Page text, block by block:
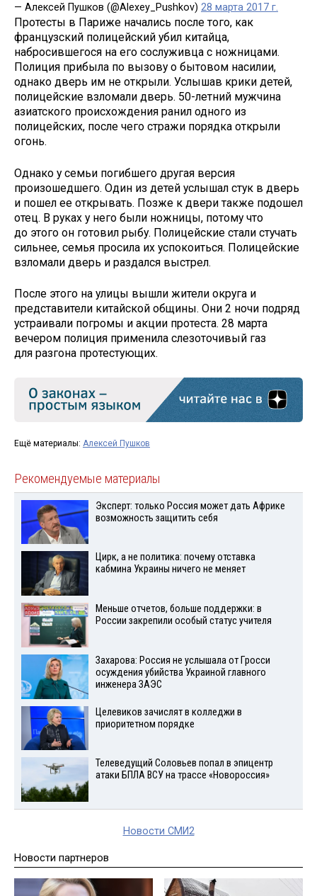
— Алексей Пушков (@Alexey_Pushkov) 28 марта 2017 г.
Протесты в Париже начались после того, как
французский полицейский убил китайца,
набросившегося на его сослуживца с ножницами.
Полиция прибыла по вызову о бытовом насилии,
однако дверь им не открыли. Услышав крики детей,
полицейские взломали дверь. 50-летний мужчина
азиатского происхождения ранил одного из
полицейских, после чего стражи порядка открыли
огонь.
Однако у семьи погибшего другая версия
произошедшего. Один из детей услышал стук в дверь
и пошел ее открывать. Позже к двери также подошел
отец. В руках у него были ножницы, потому что
до этого он готовил рыбу. Полицейские стали стучать
сильнее, семья просила их успокоиться. Полицейские
взломали дверь и раздался выстрел.
После этого на улицы вышли жители округа и
представители китайской общины. Они 2 ночи подряд
устраивали погромы и акции протеста. 28 марта
вечером полиция применила слезоточивый газ
для разгона протестующих.
Ещё материалы: Алексей Пушков
Рекомендуемые материалы
Эксперт: только Россия может дать Африке
возможность защитить себя
Цирк, а не политика: почему отставка
кабмина Украины ничего не меняет
Меньше отчетов, больше поддержки: в
России закрепили особый статус учителя
Захарова: Россия не услышала от Гросси
осуждения убийства Украиной главного
инженера ЗАЭС
Целевиков зачислят в колледжи в
приоритетном порядке
Телеведущий Соловьев попал в эпицентр
атаки БПЛА ВСУ на трассе «Новороссия»
Новости СМИ2
Новости партнеров